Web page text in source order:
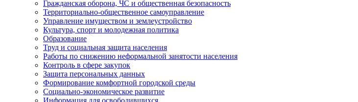
Гражданская оборона, ЧС и общественная безопасность
Территориально-общественное самоуправление
Управление имуществом и землеустройство
Культура, спорт и молодежная политика
Образование
Труд и социальная защита населения
Работы по снижению неформальной занятости населения
Контроль в сфере закупок
Защита персональных данных
Формирование комфортной городской среды
Социально-экономическое развитие